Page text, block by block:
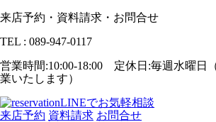
来店予約・資料請求・お問合せ
TEL : 089-947-0117
営業時間:10:00-18:00 定休日:毎週水曜日
業いたします）
LINEでお気軽相談
来店予約 資料請求 お問合せ